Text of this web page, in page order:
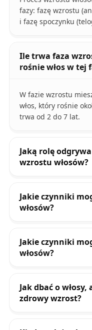
fazy: fazę wzrostu
i fazę spoczynku
Ile trwa faza
rośnie włos w tej
W fazie wzrostu
włos, który rośnie
trwa od 2 do 7 lat.
Jaką rolę
wzrostu włosów?
Jakie czynniki
włosów?
Jakie czynniki
włosów?
Jak dbać o
zdrowy wzrost?